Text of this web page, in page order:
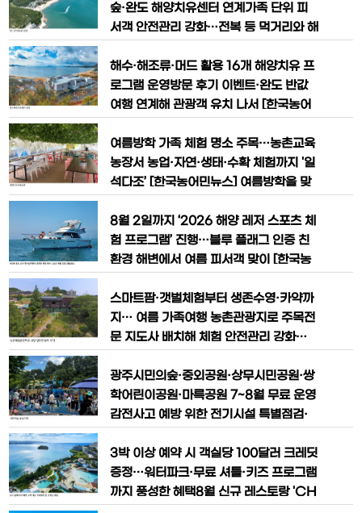
숲·완도 해양치유센터 연계가족 단위 피
서객 안전관리 강화…전복 등 먹거리와 해
전남 완도군의 대표 여름 관광지인 신지
명사십리 해수욕장에 개장 이후 7만600
0여 명의 피서객이 다녀가며 서남해안 여
따르면 신지 명사십리 해수욕장은 지난 7
월 11일 개장해 오는 8월 17일
해수·해조류·머드 활용 16개 해양치유 프
로그램 운영방문 후기 이벤트·완도 반값
여행 연계해 관광객 유치 나서 [한국농어
도 해양치유센터’를 8월 추천 관광지로 선
정하고, 해양치유 프로그램과 여행 후기
이벤트를 연계한 관광객 유치에 나섰다.
등 완도의 청정 해양자원을 활용해 몸과
마음의 휴식을 돕는 다양한 치
여름방학 가족 체험 명소 주목…농촌교육
농장서 농업·자연·생태·수확 체험까지 '일
석다조’ [한국농어민뉴스] 여름방학을 맞
가족들에게 농업과 자연을 동시에 배우고
즐길 수 있는 농촌교육농장이 주목받고 있
다. 전남광주통합특별시농업기술원은 여
체험하며 교육과 휴식을 동시에 누릴 수
있는 농촌교육농장 6곳을 추천했다고 밝
8월 2일까지 ‘2026 해양 레저 스포츠 체
험 프로그램’ 진행…블루 플래그 인증 친
환경 해변에서 여름 피서객 맞이 [한국농
십리 해수욕장에서 래프팅, 카약, 서프보
드, 요트 등 다양한 해양레저 스포츠를 무
료로 즐길 수 있다. 완도군은 오는 8월 2
26 해양 레저 스포츠 체험 프로그램’을 운
영한다고 밝혔다.
스마트팜·갯벌체험부터 생존수영·카약까
지… 여름 가족여행 농촌관광지로 주목전
문 지도사 배치해 체험 안전관리 강화…
국농어민뉴스] 전남 신안군 임자도의 ‘임
자만났네 마을’이 여름 휴가철 자연 속에
서 체험과 숙박, 수상레포츠를 함께 즐길
됐다. 전남광주통합특별시는 여름철 가족
단위 여행객에게 다양한 농어촌 체험 기회
를
광주시민의숲·중외공원·상무시민공원·쌍
학어린이공원·마륵공원 7~8월 무료 운영
감전사고 예방 위한 전기시설 특별점검·
농어민뉴스] 전남광주통합특별시가 여름
방학을 맞아 광주 도심 공원 내 어린이 물
놀이장 5곳을 무료로 운영한다.광주시민
3박 이상 예약 시 객실당 100달러 크레딧
증정…워터파크·무료 셔틀·키즈 프로그램
까지 풍성한 혜택8월 신규 레스토랑 'CH